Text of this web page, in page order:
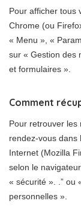
Pour afficher tous
Chrome (ou
« Menu », «
sur « Gestion des
et formulaires ».
Comment
Pour retrouver les
rendez-vous dans
Internet (Mozilla
selon le
« sécurité ». .” ou
personnelles ».